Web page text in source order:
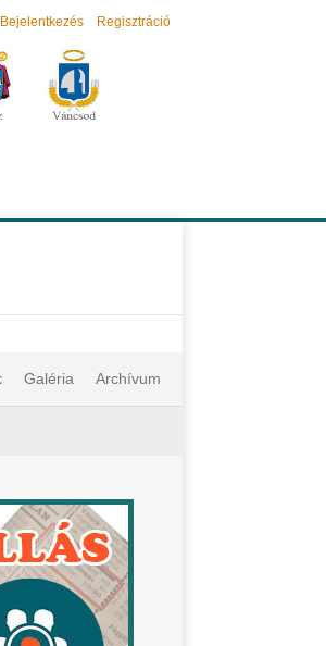
Bejelentkezés Regisztráció
Galéria Archívum